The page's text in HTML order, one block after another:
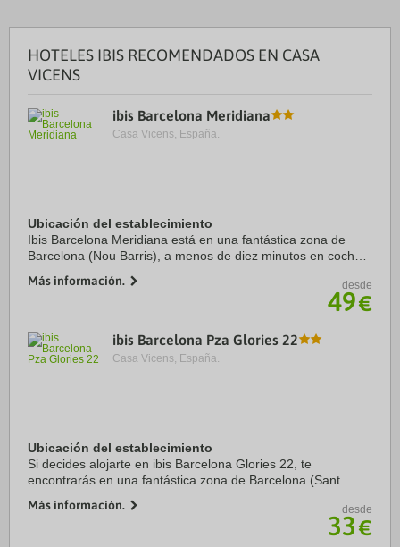
HOTELES IBIS RECOMENDADOS EN CASA
VICENS
ibis Barcelona Meridiana
Casa Vicens, España.
Ubicación del establecimiento
Ibis Barcelona Meridiana está en una fantástica zona de
Barcelona (Nou Barris), a menos de diez minutos en coche
encuentra a 6,6 km de Plaza de ...
Más información. desde
49€
ibis Barcelona Pza Glories 22
Casa Vicens, España.
Ubicación del establecimiento
Si decides alojarte en ibis Barcelona Glories 22, te
encontrarás en una fantástica zona de Barcelona (Sant
Sagrada Familia y Plaza de Catalunya. ...
Más información. desde
33€